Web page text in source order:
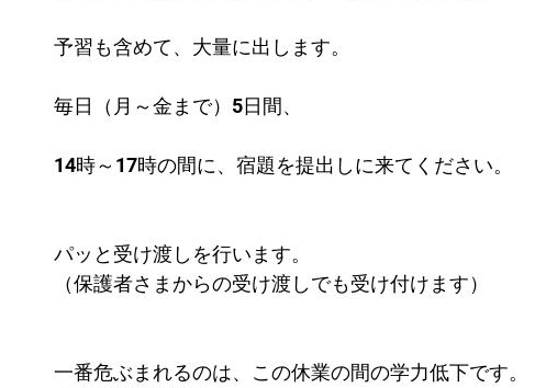
予習も含めて、大量に出します。
毎日（月～金まで）5日間、
14時～17時の間に、宿題を提出しに来てください。
パッと受け渡しを行います。
（保護者さまからの受け渡しでも受け付けます）
一番危ぶまれるのは、この休業の間の学力低下です。